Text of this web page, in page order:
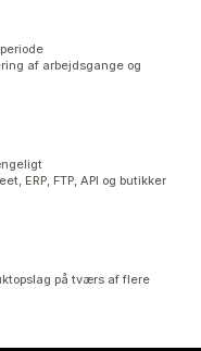
af arbejdsgange og
ERP, FTP, API og butikker
på tværs af flere